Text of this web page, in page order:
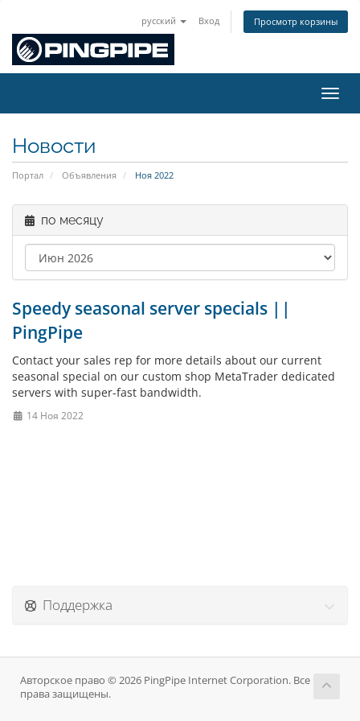
русский Вход Просмотр корзины
Новости
Портал Объявления Ноя 2022
по месяцу
Speedy seasonal server specials ||
PingPipe
Contact your sales rep for more details about our current
seasonal special on our custom shop MetaTrader dedicated
servers with super-fast bandwidth.
14 Ноя 2022
Поддержка
Авторское право © 2026 PingPipe Internet Corporation. Все
права защищены.